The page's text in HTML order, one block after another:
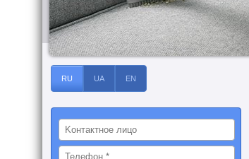
RU UA EN